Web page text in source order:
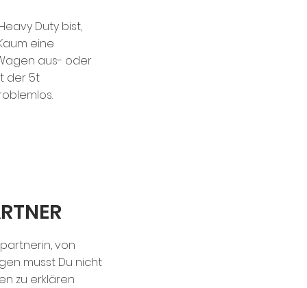
Duty bist,
eine
aus- oder
der 5t
von
musst Du nicht
zu erklären